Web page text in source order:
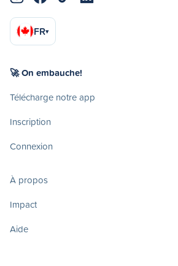
FR▾
🚀 On embauche!
Télécharge notre app
Inscription
Connexion
À propos
Impact
Aide